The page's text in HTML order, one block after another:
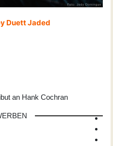
Duett Jaded
an Hank Cochran